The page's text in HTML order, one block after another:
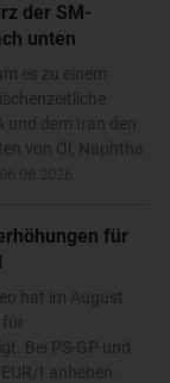
der SM-
unten
es zu einem
und dem Iran den
von Öl, Naphtha
für
hat im August
für
Bei PS-GP und
t anheben.